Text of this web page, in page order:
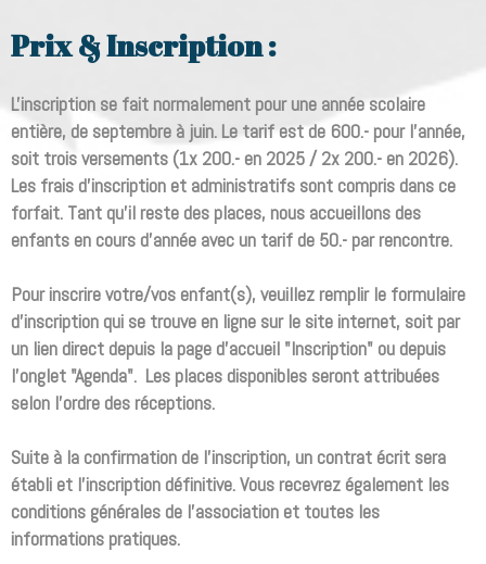
Prix & Inscription :
L'inscription se fait normalement pour une année scolaire
entière, de septembre à juin. Le tarif est de 600.- pour l'année,
soit trois versements (1x 200.- en 2025 / 2x 200.- en 2026).
Les frais d'inscription et administratifs sont compris dans ce
forfait. Tant qu'il reste des places, nous accueillons des
enfants en cours d'année avec un tarif de 50.- par rencontre.
Pour inscrire votre/vos enfant(s), veuillez remplir le formulaire
d'inscription qui se trouve en ligne sur le site internet, soit par
un lien direct depuis la page d'accueil "Inscription" ou depuis
l'onglet "Agenda". Les places disponibles seront attribuées
selon l'ordre des réceptions.
Suite à la confirmation de l'inscription, un contrat écrit sera
établi et l'inscription définitive. Vous recevrez également les
conditions générales de l'association et toutes les
informations pratiques.